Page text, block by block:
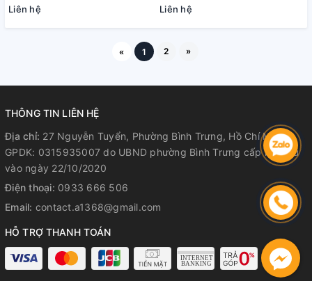
Liên hệ Liên hệ
« 1 2 »
THÔNG TIN LIÊN HỆ
Địa chỉ: 27 Nguyễn Tuyển, Phường Bình Trưng, Hồ Chí Minh
GPDK: 0315935007 do UBND phường Bình Trưng cấp lần đầu
vào ngày 22/10/2020
Điện thoại: 0933 666 506
Email: contact.a1368@gmail.com
HỖ TRỢ THANH TOÁN